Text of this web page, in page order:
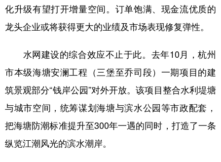
化升级有望打开增量空间。订单饱满、现金流优质的
龙头企业或将获得更大的业绩及市场表现修复弹性。
水网建设的综合效应不止于此。去年10月，杭州
市本级海塘安澜工程（三堡至乔司段）一期项目的建
筑景观部分“钱岸公园”对外开放。该项目整合水利堤塘
与城市空间，统筹谋划海塘与滨水公园等市政配套，
把海塘防潮标准提升至300年一遇的同时，打造了一条
纵览江潮风光的滨水潮岸。